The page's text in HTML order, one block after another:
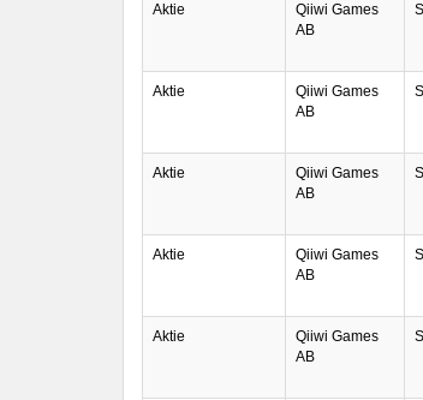
Aktie
Qiiwi Games
AB
Aktie
Qiiwi Games
AB
Aktie
Qiiwi Games
AB
Aktie
Qiiwi Games
AB
Aktie
Qiiwi Games
AB